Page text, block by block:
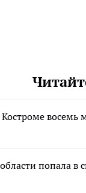
восемь
попала в